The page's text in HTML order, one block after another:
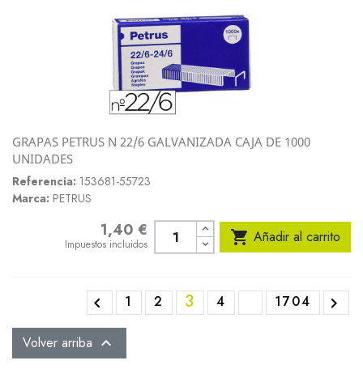
GRAPAS PETRUS N 22/6 GALVANIZADA CAJA DE 1000
UNIDADES
Referencia: 153681-55723
Marca: PETRUS
1,40 €
Impuestos incluidos  Añadir al carrito
 1 2 3 4 1704 
Volver arriba 